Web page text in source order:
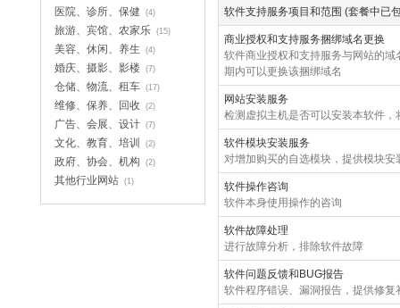
软件支持服务项目和范围 (套餐中已
商业授权和支持服务捆绑域名更换
软件商业授权和支持服务与网站的
期内可以更换该捆绑域名
网站安装服务
检测虚拟主机是否可以安装本软件
软件模块安装服务
对增加购买的自选模块，提供模块
软件操作咨询
软件本身使用操作的咨询
软件故障处理
进行故障分析，排除软件故障
软件问题反馈和BUG报告
软件程序错误、漏洞报告，提供修复
医院、诊所、保健 (4)
旅游、宾馆、农家乐 (15)
美容、休闲、养生 (4)
婚庆、摄影、影楼 (7)
仓储、物流、租车 (17)
维修、保养、回收 (2)
广告、会展、设计 (7)
文化、教育、培训 (2)
政府、协会、机构 (2)
其他行业网站 (1)